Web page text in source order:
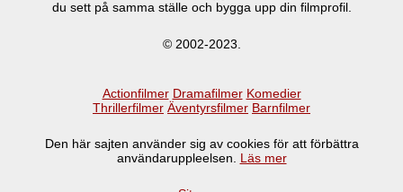
du sett på samma ställe och bygga upp din filmprofil.
© 2002-2023.
Actionfilmer Dramafilmer Komedier
Thrillerfilmer Äventyrsfilmer Barnfilmer
Den här sajten använder sig av cookies för att förbättra
användaruppleelsen. Läs mer